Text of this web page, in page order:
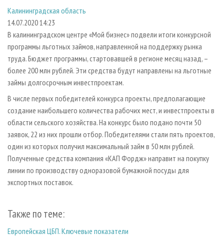
СУШКА ДРЕВЕСИНЫ
ПРОИЗВОДСТВО ДРЕВЕСНЫХ ПЛИТ
ДЕРЕВЯННОЕ ДОМОСТРОЕНИЕ
ПРОИЗВОДСТВО МЕБЕЛИ
БИОЭНЕРГЕТИКА
ЦБП
ИНСТРУМЕНТ И МАТЕРИАЛЫ
ПЕРСОНЫ
МОБИЛЬНЫЕ ВЫСТАВКИ
ОФИЦИАЛЬНЫЕ ДЕЛЕГАЦИИ
ПРИОРИТЕТНЫЕ ИНВЕСТПРОЕКТЫ
RUSSIAN FORESTRY REVIEW
ГАЗЕТА ЛЕСПРОМФОРУМ
БИБЛИОТЕКА СПЕЦИАЛИСТА
КОНТАКТЫ
РЕКЛАМОДАТЕЛЯМ
РЕКЛАМА
РЕКЛАМА НА САЙТЕ
Калининградская область
14.07.2020 14:23
В калининградском центре «Мой бизнес» подвели итоги конкурсной
программы льготных займов, направленной на поддержку рынка
труда. Бюджет программы, стартовавшей в регионе месяц назад, –
более 200 млн рублей. Эти средства будут направлены на льготные
займы долгосрочным инвестпроектам.
В числе первых победителей конкурса проекты, предполагающие
создание наибольшего количества рабочих мест, и инвестпроекты в
области сельского хозяйства. На конкурс было подано почти 50
заявок, 22 из них прошли отбор. Победителями стали пять проектов,
один из которых получил максимальный займ в 50 млн рублей.
Полученные средства компания «КАП Фордж» направит на покупку
линии по производству одноразовой бумажной посуды для
экспортных поставок.
Также по теме:
Европейская ЦБП. Ключевые показатели